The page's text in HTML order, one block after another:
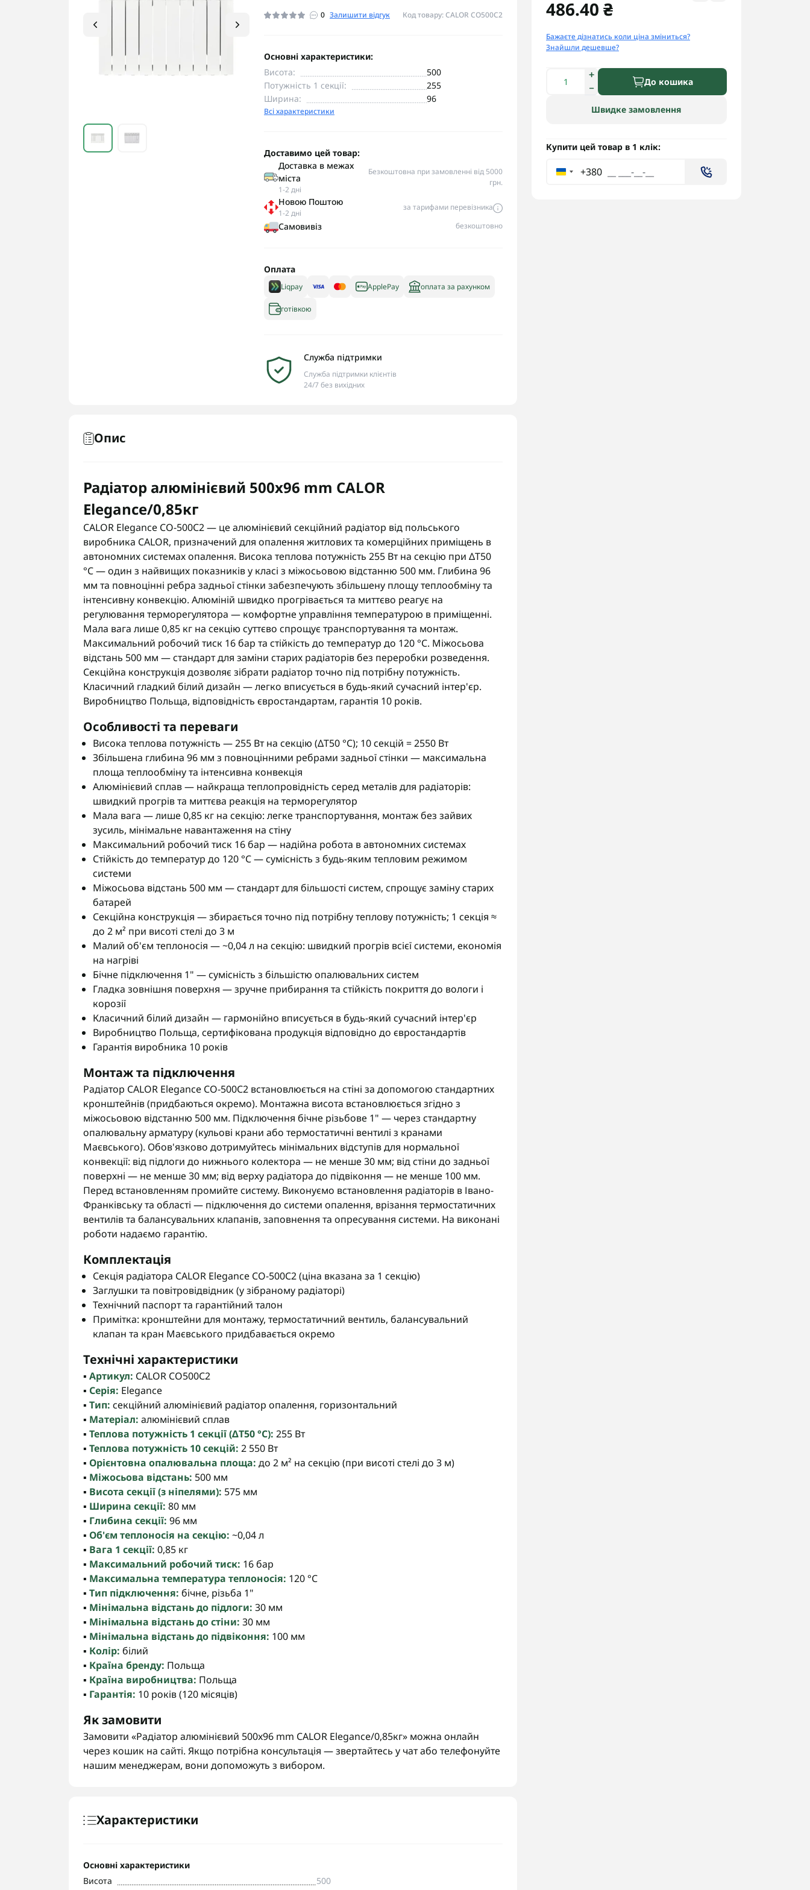
0 Залишити відгук Код товару: CALOR CO500С2 486.40 ₴
Бажаєте дізнатись коли ціна зміниться?
Знайшли дешевше?
До кошика
Швидке замовлення
Купити цей товар в 1 клік:
+380
Основні характеристики:
Висота:
500
Потужність 1 секції:
255
Ширина:
96
Всі характеристики
Доставимо цей товар:
Доставка в межах
міста
1-2 дні
Безкоштовна при замовленні від 5000
грн.
Новою Поштою
1-2 дні
за тарифами перевізника
Самовивіз безкоштовно
Оплата
Liqpay ApplePay оплата за рахунком
готівкою
Служба підтримки
Служба підтримки клієнтів
24/7 без вихідних
Опис
Радіатор алюмінієвий 500x96 mm CALOR
Elegance/0,85кг
CALOR Elegance CO-500C2 — це алюмінієвий секційний радіатор від польського
виробника CALOR, призначений для опалення житлових та комерційних приміщень в
автономних системах опалення. Висока теплова потужність 255 Вт на секцію при ΔT50
°C — один з найвищих показників у класі з міжосьовою відстанню 500 мм. Глибина 96
мм та повноцінні ребра задньої стінки забезпечують збільшену площу теплообміну та
інтенсивну конвекцію. Алюміній швидко прогрівається та миттєво реагує на
регулювання терморегулятора — комфортне управління температурою в приміщенні.
Мала вага лише 0,85 кг на секцію суттєво спрощує транспортування та монтаж.
Максимальний робочий тиск 16 бар та стійкість до температур до 120 °C. Міжосьова
відстань 500 мм — стандарт для заміни старих радіаторів без переробки розведення.
Секційна конструкція дозволяє зібрати радіатор точно під потрібну потужність.
Класичний гладкий білий дизайн — легко вписується в будь-який сучасний інтер'єр.
Виробництво Польща, відповідність євростандартам, гарантія 10 років.
Особливості та переваги
Висока теплова потужність — 255 Вт на секцію (ΔT50 °C); 10 секцій = 2550 Вт
Збільшена глибина 96 мм з повноцінними ребрами задньої стінки — максимальна
площа теплообміну та інтенсивна конвекція
Алюмінієвий сплав — найкраща теплопровідність серед металів для радіаторів:
швидкий прогрів та миттєва реакція на терморегулятор
Мала вага — лише 0,85 кг на секцію: легке транспортування, монтаж без зайвих
зусиль, мінімальне навантаження на стіну
Максимальний робочий тиск 16 бар — надійна робота в автономних системах
Стійкість до температур до 120 °C — сумісність з будь-яким тепловим режимом
системи
Міжосьова відстань 500 мм — стандарт для більшості систем, спрощує заміну старих
батарей
Секційна конструкція — збирається точно під потрібну теплову потужність; 1 секція ≈
до 2 м² при висоті стелі до 3 м
Малий об'єм теплоносія — ~0,04 л на секцію: швидкий прогрів всієї системи, економія
на нагріві
Бічне підключення 1" — сумісність з більшістю опалювальних систем
Гладка зовнішня поверхня — зручне прибирання та стійкість покриття до вологи і
корозії
Класичний білий дизайн — гармонійно вписується в будь-який сучасний інтер'єр
Виробництво Польща, сертифікована продукція відповідно до євростандартів
Гарантія виробника 10 років
Монтаж та підключення
Радіатор CALOR Elegance CO-500C2 встановлюється на стіні за допомогою стандартних
кронштейнів (придбаються окремо). Монтажна висота встановлюється згідно з
міжосьовою відстанню 500 мм. Підключення бічне різьбове 1" — через стандартну
опалювальну арматуру (кульові крани або термостатичні вентилі з кранами
Маєвського). Обов'язково дотримуйтесь мінімальних відступів для нормальної
конвекції: від підлоги до нижнього колектора — не менше 30 мм; від стіни до задньої
поверхні — не менше 30 мм; від верху радіатора до підвіконня — не менше 100 мм.
Перед встановленням промийте систему. Виконуємо встановлення радіаторів в Івано-
Франківську та області — підключення до системи опалення, врізання термостатичних
вентилів та балансувальних клапанів, заповнення та опресування системи. На виконані
роботи надаємо гарантію.
Комплектація
Секція радіатора CALOR Elegance CO-500C2 (ціна вказана за 1 секцію)
Заглушки та повітровідвідник (у зібраному радіаторі)
Технічний паспорт та гарантійний талон
Примітка: кронштейни для монтажу, термостатичний вентиль, балансувальний
клапан та кран Маєвського придбавається окремо
Технічні характеристики
▪️ Артикул: CALOR CO500С2
▪️ Серія: Elegance
▪️ Тип: секційний алюмінієвий радіатор опалення, горизонтальний
▪️ Матеріал: алюмінієвий сплав
▪️ Теплова потужність 1 секції (ΔT50 °C): 255 Вт
▪️ Теплова потужність 10 секцій: 2 550 Вт
▪️ Орієнтовна опалювальна площа: до 2 м² на секцію (при висоті стелі до 3 м)
▪️ Міжосьова відстань: 500 мм
▪️ Висота секції (з ніпелями): 575 мм
▪️ Ширина секції: 80 мм
▪️ Глибина секції: 96 мм
▪️ Об'єм теплоносія на секцію: ~0,04 л
▪️ Вага 1 секції: 0,85 кг
▪️ Максимальний робочий тиск: 16 бар
▪️ Максимальна температура теплоносія: 120 °C
▪️ Тип підключення: бічне, різьба 1"
▪️ Мінімальна відстань до підлоги: 30 мм
▪️ Мінімальна відстань до стіни: 30 мм
▪️ Мінімальна відстань до підвіконня: 100 мм
▪️ Колір: білий
▪️ Країна бренду: Польща
▪️ Країна виробництва: Польща
▪️ Гарантія: 10 років (120 місяців)
Як замовити
Замовити «Радіатор алюмінієвий 500x96 mm CALOR Elegance/0,85кг» можна онлайн
через кошик на сайті. Якщо потрібна консультація — звертайтесь у чат або телефонуйте
нашим менеджерам, вони допоможуть з вибором.
Характеристики
Основні характеристики
Висота
500